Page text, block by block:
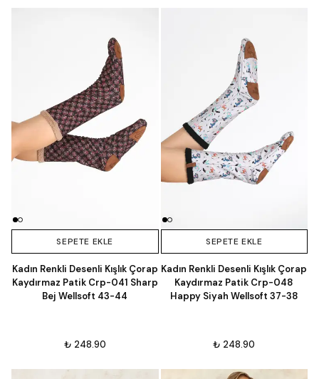
SEPETE EKLE
Kadın Renkli Desenli Kışlık Çorap
Kaydırmaz Patik Crp-041 Sharp
Bej Wellsoft 43-44
₺ 248.90
SEPETE EKLE
Kadın Renkli Desenli Kışlık Çorap
Kaydırmaz Patik Crp-048
Happy Siyah Wellsoft 37-38
₺ 248.90